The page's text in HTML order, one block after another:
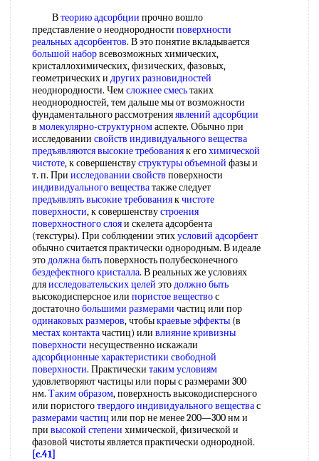
Втеорию адсорбции прочно вошло
представление о неоднородности поверхности
реальных адсорбентов. В это понятие вкладывается
большой наборвсевозможных химических,
кристаллохимических, физических, фазовых,
геометрических и других разновидностей
неоднородности. Чемсложнее смесьтаких
неоднородностей, тем дальше мы от возможности
фундаментального рассмотренияявлений адсорбции
в молекулярно-структурномаспекте. Обычно при
исследовании свойств индивидуального вещества
предъявляются высокие требованияк егохимической
чистоте, к совершенствуструктуры объемной фазы и
т. п. При исследовании свойств поверхности
индивидуального веществатакже следует
предъявлять высокие требованиякчистоте
поверхности, к совершенствустроения
поверхностного слояи скелета адсорбента
(текстуры). При соблюдении этихусловий адсорбент
обычно считается практически однородным. В идеале
этодолжна бытьповерхность полубесконечного
бездефектного кристалла. В реальных же условиях
дляисследовательских целей этодолжно быть
высокодисперсное или пористое веществос
достаточнобольшими размерами частиц или пор
одинаковых размеров, чтобыкраевые эффекты (в
местах контактачастиц) или влияние кривизны
поверхности несущественно искажали
адсорбционные характеристики свободной
поверхности. Практически таким условиям
удовлетворяют частицы или поры с размерами 300
нм. Таким образом, поверхность высокодисперсного
или пористоготвердого индивидуального веществас
размерами частиц или пор не менее 200—300 нм и
при высокой степени химической, физической и
фазовой чистоты является практически однородной.
[c.41]